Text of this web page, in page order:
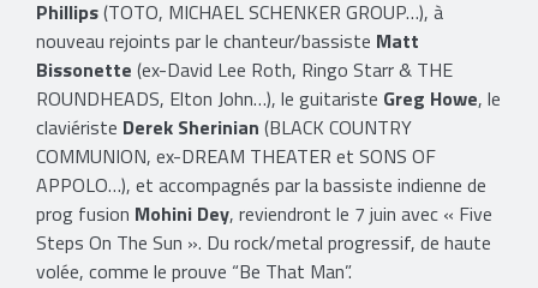
Phillips(TOTO, MICHAEL SCHENKER GROUP…), à
nouveau rejoints par le chanteur/bassiste Matt
Bissonette (ex-David Lee Roth, Ringo Starr & THE
ROUNDHEADS, Elton John…), le guitariste Greg Howe, le
claviériste Derek Sherinian (BLACK COUNTRY
COMMUNION, ex-DREAM THEATER et SONS OF
APPOLO…), et accompagnés par la bassiste indienne de
prog fusion Mohini Dey, reviendront le 7 juin avec « Five
Steps On The Sun ». Du rock/metal progressif, de haute
volée, comme le prouve “Be That Man”.